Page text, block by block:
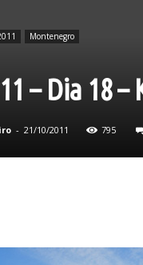
Montenegro
– Dia 18
- 21/10/2011 795